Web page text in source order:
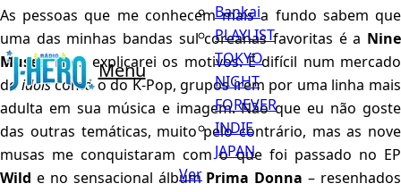
Menu
Bankai
PLAYLIST
TOKYO
NIGHT
FOREVER
INDIE
JAPAN
Ver
As pessoas que me conhecem mais a fundo sabem que
uma das minhas bandas sul coreanas favoritas é a Nine
Muses. Lhes explicarei os motivos. É difícil num mercado
deidolscomo o do K-Pop, grupos irem por uma linha mais
adulta em sua música e imagem. Não que eu não goste
das outras temáticas, muito pelo contrário, mas as nove
musas me conquistaram com o que foi passado no EP
Wild e no sensacional álbum Prima Donna – resenhados